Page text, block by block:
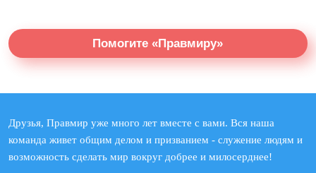
Помогите «Правмиру»
Друзья, Правмир уже много лет вместе с вами. Вся наша
команда живет общим делом и призванием - служение людям и
возможность сделать мир вокруг добрее и милосерднее!